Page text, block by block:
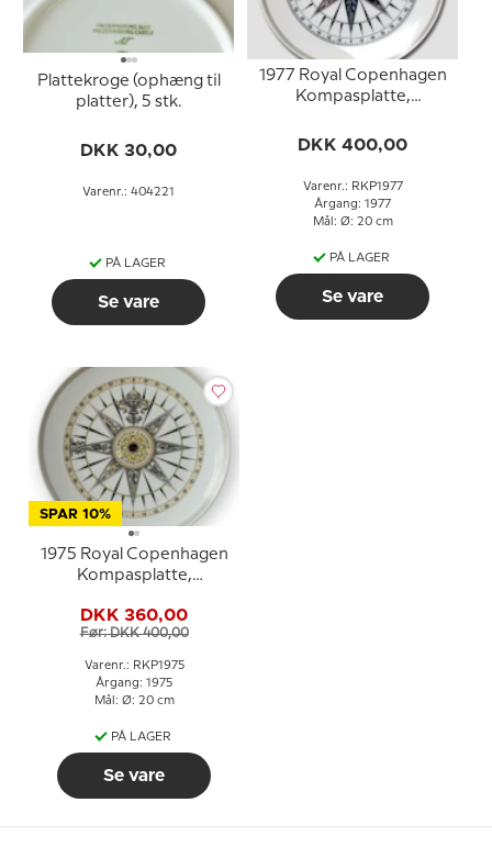
Plattekroge (ophæng til
platter), 5 stk.
DKK 30,00
Varenr.: 404221
PÅ LAGER
Se vare
1977 Royal Copenhagen
Kompasplatte,
DKK 400,00
Varenr.: RKP1977
Årgang: 1977
Mål: Ø: 20 cm
PÅ LAGER
Se vare
SPAR 10%
1975 Royal Copenhagen
Kompasplatte,
DKK 360,00
Før: DKK 400,00
Varenr.: RKP1975
Årgang: 1975
Mål: Ø: 20 cm
PÅ LAGER
Se vare